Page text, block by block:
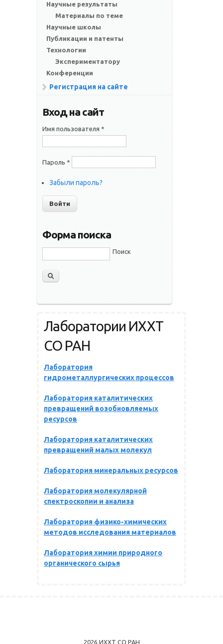
Научные результаты
Материалы по теме
Научные школы
Публикации и патенты
Технологии
Экспериментатору
Конференции
Регистрация на сайте
Вход на сайт
Имя пользователя *
Пароль *
Забыли пароль?
Форма поиска
Поиск
Лаборатории ИХХТ
СО РАН
Лаборатория
гидрометаллургических процессов
Лаборатория каталитических
превращений возобновляемых
ресурсов
Лаборатория каталитических
превращений малых молекул
Лаборатория минеральных ресурсов
Лаборатория молекулярной
спектроскопии и анализа
Лаборатория физико-химических
методов исследования материалов
Лаборатория химии природного
органического сырья
2026 ИХХТ СО РАН